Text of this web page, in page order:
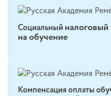
Социальный
на обучение
Компенсация оплаты